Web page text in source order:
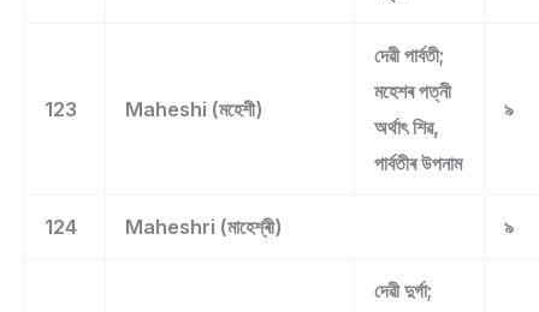
123 Maheshi (মহেশী)
দেৱী পাৰ্বতী;
মহেশৰ পত্নী
অৰ্থাৎ শিৱ,
পাৰ্বতীৰ উপনাম
৯
124 Maheshri (মাহেশ্ৰী) ৯
দেৱী দুৰ্গা;